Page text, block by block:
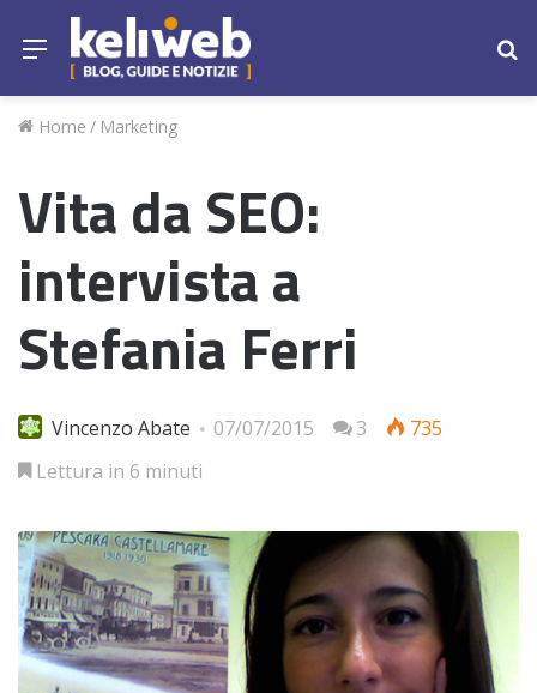
Menu
Home / Marketing
Vita da SEO:
intervista a
Stefania Ferri
Vincenzo Abate 07/07/2015 3
735
Lettura in 6 minuti